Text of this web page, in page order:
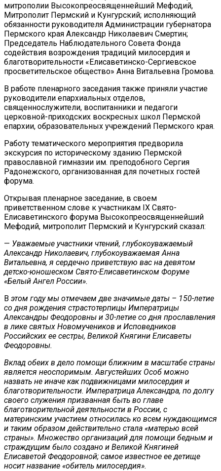
митрополии Высокопреосвященнейший Мефодий,
Митрополит Пермский и Кунгурский; исполняющий
обязанности руководителя Администрации губернатора
Пермского края Александр Николаевич Смертин;
Председатель Наблюдательного Совета Фонда
содействия возрождения традиций милосердия и
благотворительности «Елисаветинско-Сергиевское
просветительское общество» Анна Витальевна Громова.
В работе пленарного заседания также приняли участие
руководители епархиальных отделов,
священнослужители, воспитанники и педагоги
церковной-приходских воскресных школ Пермской
епархии, образовательных учреждений Пермского края.
Работу тематического мероприятия предворила
экскурсия по историческому зданию Пермской
православной гимназии им. преподобного Сергия
Радонежского, организованная для почетных гостей
форума.
Открывая пленарное заседание, в своем
приветственном слове к участникам IX Свято-
Елисаветинского форума Высокопреосвященнейший
Мефодий, митрополит Пермский и Кунгурский сказал:
— Уважаемые участники чтений, глубокоуважаемый
Александр Николаевич, глубокоуважаемая Анна
Витальевна, я сердечно приветствую вас на девятом
детско-юношеском Свято-Елисаветинском Форуме
«Белый Ангел России».
В этом году мы отмечаем две значимые даты – 150-летие
со дня рождения страстотерпицы Императрицы
Александры Феодоровны и 30-летие со дня прославления
в лике святых Новомучеников и Исповедников
Российских ее сестры, Великой Княгини Елисаветы
Феодоровны.
Вклад обеих в дело помощи ближним в масштабе страны
является неоспоримым. Августейших Особ можно
назвать не иначе как подвижницами милосердия и
благотворительности. Императрица Александра, по долгу
своего служения призванная быть во главе
благотворительной деятельности в России, с
материнским участием относилась ко всем нуждающимся
и таким образом действительно стала «матерью всей
страны». Множество организаций для помощи бедным и
страждущим было создано и Великой Княгиней
Елисаветой Феодоровной; самое известное ее детище
носит название «обитель милосердия».